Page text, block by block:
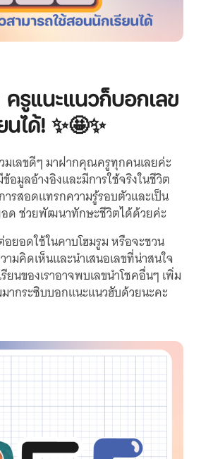
ครูแนะแนวก็บอกเลข
นได้! ✨🤩✨
มเลขดีๆ มาฝากคุณครูทุกคนเลยค่ะ
อมูลอ้างอิงและมีการใช้จริงในชีวิต
ารสอดแทรกความรู้รอบตัวและเป็น
ด ช่วยพัฒนาทักษะชีวิตได้ด้วยค่ะ
ยอดใช้ในคาบโฮมรูม หรือจะชวน
มคิดเห็นและนำเสนอเลขที่น่าสนใจ
ยนของเราอาจพบเลขนำโชคอื่นๆ เพิ่ม
ากระซิบบอกแนะแนวฮับด้วยนะคะ